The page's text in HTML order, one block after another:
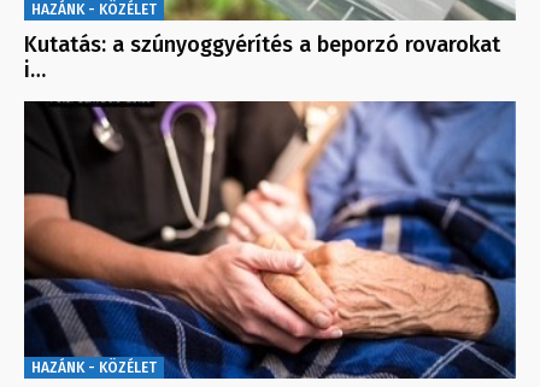
HAZÁNK - KÖZÉLET
Kutatás: a szúnyoggyérítés a beporzó rovarokat
i…
HAZÁNK - KÖZÉLET